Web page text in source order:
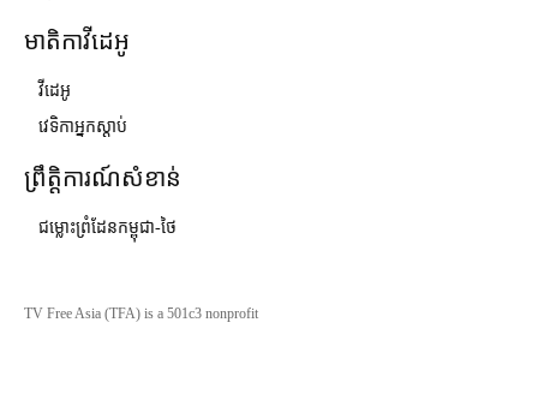
មាតិកាវីដេអូ
វីដេអូ
វេទិកាអ្នកស្ដាប់
ព្រឹត្តិការណ៍សំខាន់
ជម្លោះព្រំដែនកម្ពុជា-ថៃ
TV Free Asia (TFA) is a 501c3 nonprofit